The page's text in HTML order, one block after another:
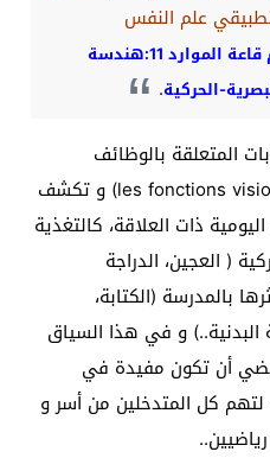
علم النفس
مفاهيم قاعة الموارد 11:هندسة
الحركية.
المتعلقة بالوظائف
البصرية- الحركية( les fonctions visio-praxiques) و تكشف
ذات العلاقة، كالتغذية
( العجين، الدراجة
بالمدرسة (الكتابة،
البدنية..) و في هذا السياق
أن تكون مفيدة في
كل المتدخلين من أسر و